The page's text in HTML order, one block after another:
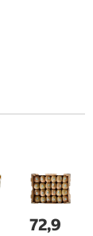
72,9